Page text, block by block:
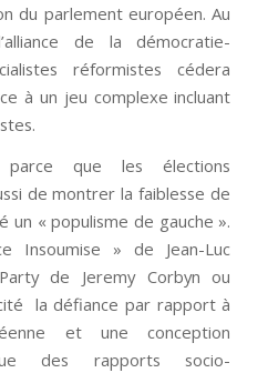
du parlement européen. Au
de la démocratie-
réformistes cédera
à un jeu complexe incluant
que les élections
de montrer la faiblesse de
un « populisme de gauche ».
Insoumise » de Jean-Luc
de Jeremy Corbyn ou
la défiance par rapport à
et une conception
des rapports socio-